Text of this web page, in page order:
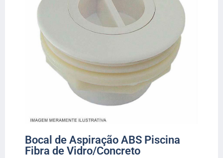
Bocal de Aspiração ABS Piscina
Fibra de Vidro/Concreto